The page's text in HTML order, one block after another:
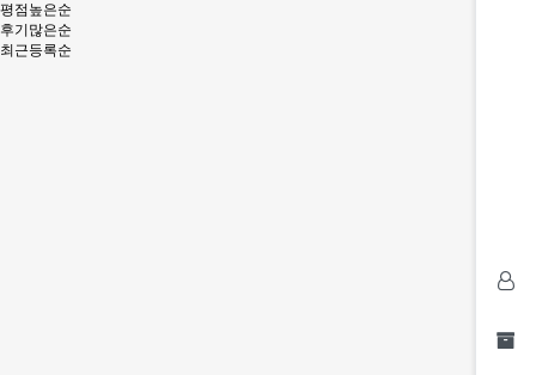
평점높은순
후기많은순
최근등록순